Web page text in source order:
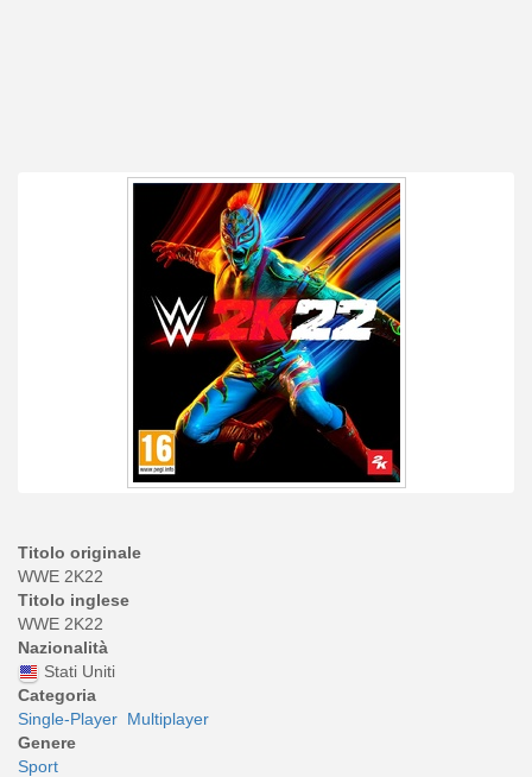
Titolo originale
WWE 2K22
Titolo inglese
WWE 2K22
Nazionalità
Stati Uniti
Categoria
Single-Player Multiplayer
Genere
Sport